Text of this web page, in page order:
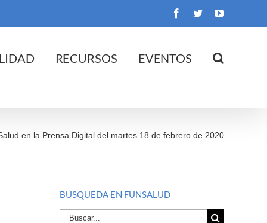
Facebook
TwitterYouTube
RECURSOS EVENTOS
en la Prensa Digital del martes 18 de febrero de 2020
BUSQUEDA EN FUNSALUD
Buscar